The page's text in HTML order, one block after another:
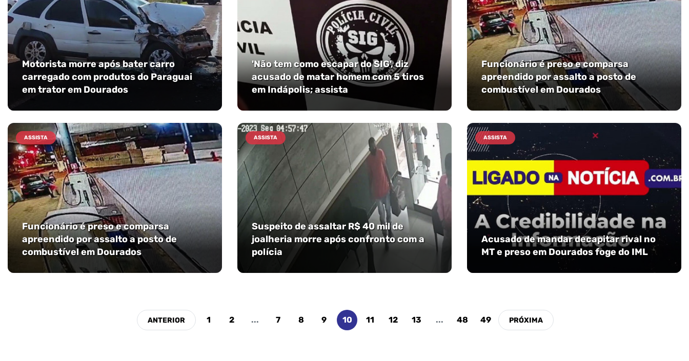
Motorista morre após bater carro
carregado com produtos do Paraguai
em trator em Dourados
'Não tem como escapar do SIG', diz
acusado de matar homem com 5 tiros
em Indápolis; assista
Funcionário é preso e comparsa
apreendido por assalto a posto de
combustível em Dourados
ASSISTA
Funcionário é preso e comparsa
apreendido por assalto a posto de
combustível em Dourados
ASSISTA
Suspeito de assaltar R$ 40 mil de
joalheria morre após confronto com a
polícia
ASSISTA
Acusado de mandar decapitar rival no
MT e preso em Dourados foge do IML
1 2 ... 7 8 9 10 11 12 13 ... 48 49